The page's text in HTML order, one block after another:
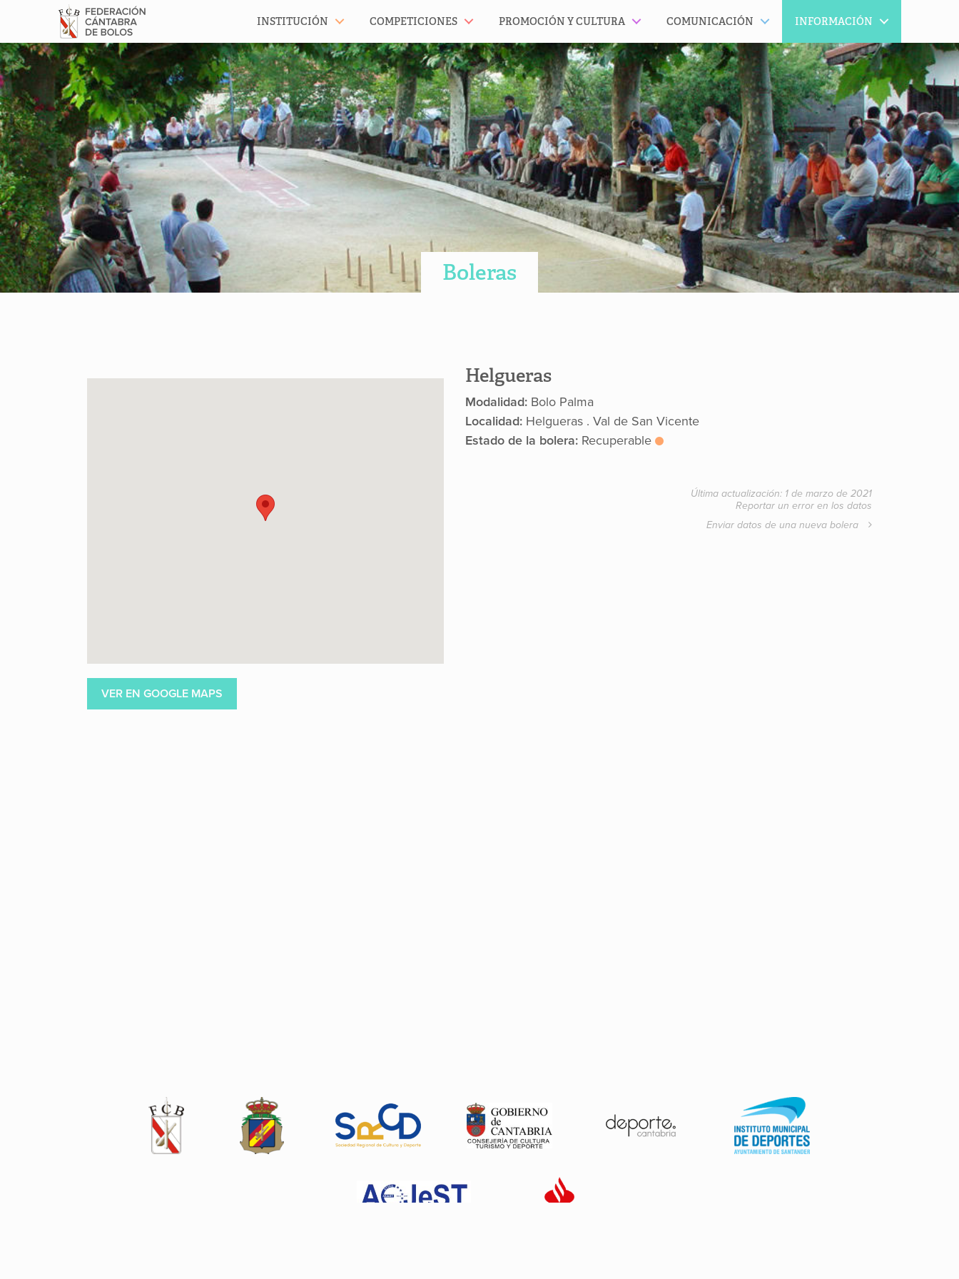
INSTITUCIÓN COMPETICIONES PROMOCIÓN Y CULTURA COMUNICACIÓN INFORMACIÓN
Boleras
Helgueras
Modalidad: Bolo Palma
Localidad: Helgueras . Val de San Vicente
Estado de la bolera: Recuperable
VER EN GOOGLE MAPS
Última actualización: 1 de marzo de 2021
Reportar un error en los datos
Enviar datos de una nueva bolera